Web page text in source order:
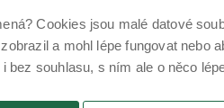
Cookies jsou malé datové
a mohl lépe fungovat nebo
i bez souhlasu, s ním ale o něco